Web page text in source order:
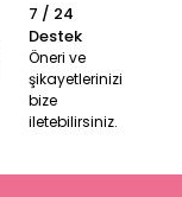
7 / 24
Destek
Öneri ve
şikayetlerinizi
bize
iletebilirsiniz.